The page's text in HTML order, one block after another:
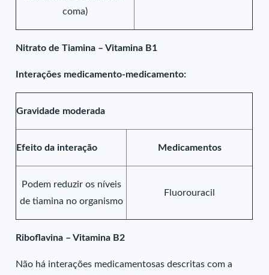
coma)
Nitrato de Tiamina – Vitamina B1
Interações medicamento-medicamento:
Gravidade moderada
Efeito da interação Medicamentos
Podem reduzir os níveis
de tiamina no organismo
Fluorouracil
Riboflavina – Vitamina B2
Não há interações medicamentosas descritas com a